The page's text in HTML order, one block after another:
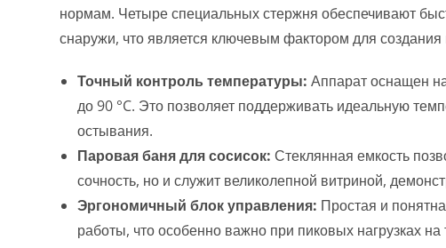
нормам. Четыре специальных стержня обеспечивают
снаружи, что является ключевым фактором для создания
Точный контроль температуры: Аппарат оснащен
до 90 °C. Это позволяет поддерживать идеальную
остывания.
Паровая баня для сосисок: Стеклянная емкость
сочность, но и служит великолепной витриной,
Эргономичный блок управления: Простая и
работы, что особенно важно при пиковых нагрузках на